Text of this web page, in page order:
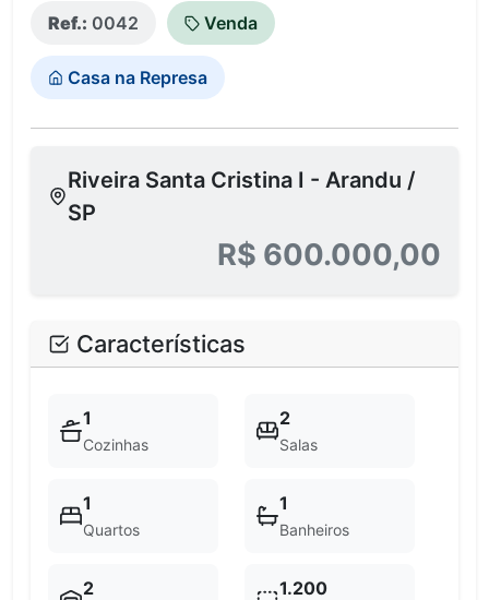
Ref.: 0042 Venda
Casa na Represa
Riveira Santa Cristina I - Arandu /
SP
R$ 600.000,00
Características
1
Cozinhas
2
Salas
1
Quartos
1
Banheiros
2 1.200